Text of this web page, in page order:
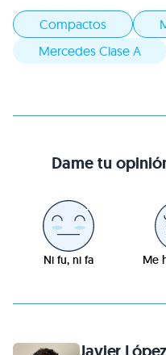
Compactos
Mercedes Clase A
Dame tu
Ni fu, ni fa Me
Javier López